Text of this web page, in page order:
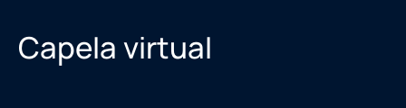
Capela virtual